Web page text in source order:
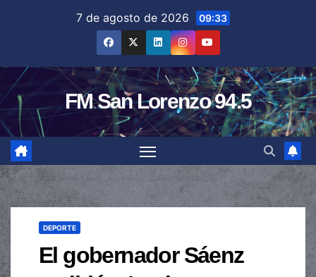
7 de agosto de 2026 09:33
FM San Lorenzo 94.5
DEPORTE
El gobernador Sáenz